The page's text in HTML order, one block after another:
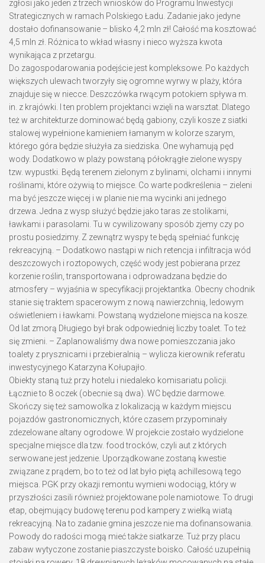
zgłosi jako jeden z trzech wniosków do Programu Inwestycji
Strategicznych w ramach Polskiego Ładu. Zadanie jako jedyne
dostało dofinansowanie – blisko 4,2 mln zł! Całość ma kosztować
4,5 mln zł. Różnica to wkład własny i nieco wyższa kwota
wynikająca z przetargu.
Do zagospodarowania podejście jest kompleksowe. Po każdych
większych ulewach tworzyły się ogromne wyrwy w plaży, która
znajduje się w niecce. Deszczówka rwącym potokiem spływa m.
in. z krajówki. I ten problem projektanci wzięli na warsztat. Dlatego
też w architekturze dominować będą gabiony, czyli kosze z siatki
stalowej wypełnione kamieniem łamanym w kolorze szarym,
którego góra będzie służyła za siedziska. One wyhamują pęd
wody. Dodatkowo w plaży powstaną półokrągłe zielone wyspy
tzw. wypustki. Będą terenem zielonym z bylinami, olchami i innymi
roślinami, które ożywią to miejsce. Co warte podkreślenia – zieleni
ma być jeszcze więcej i w planie nie ma wycinki ani jednego
drzewa. Jedna z wysp służyć będzie jako taras ze stolikami,
ławkami i parasolami. Tu w cywilizowany sposób zjemy czy po
prostu posiedzimy. Z zewnątrz wyspy te będą spełniać funkcję
rekreacyjną. – Dodatkowo nastąpi w nich retencja i infiltracja wód
deszczowych i roztopowych, część wody jest pobierana przez
korzenie roślin, transportowana i odprowadzana będzie do
atmosfery – wyjaśnia w specyfikacji projektantka. Obecny chodnik
stanie się traktem spacerowym z nową nawierzchnią, ledowym
oświetleniem i ławkami. Powstaną wydzielone miejsca na kosze.
Od lat zmorą Długiego był brak odpowiedniej liczby toalet. To też
się zmieni. – Zaplanowaliśmy dwa nowe pomieszczania jako
toalety z prysznicami i przebieralnią – wylicza kierownik referatu
inwestycyjnego Katarzyna Kołupajło.
Obiekty staną tuż przy hotelu i niedaleko komisariatu policji.
Łącznie to 8 oczek (obecnie są dwa). WC będzie darmowe.
Skończy się też samowolka z lokalizacją w każdym miejscu
pojazdów gastronomicznych, które czasem przypominały
zdezelowane altany ogrodowe. W projekcie zostało wydzielone
specjalne miejsce dla tzw. food trocków, czyli aut z których
serwowane jest jedzenie. Uporządkowane zostaną kwestie
związane z prądem, bo to też od lat było piętą achillesową tego
miejsca. PGK przy okazji remontu wymieni wodociąg, który w
przyszłości zasili również projektowane pole namiotowe. To drugi
etap, obejmujący budowę terenu pod kampery z wielką wiatą
rekreacyjną. Na to zadanie gmina jeszcze nie ma dofinansowania.
Powody do radości mogą mieć także siatkarze. Tuż przy placu
zabaw wytyczone zostanie piaszczyste boisko. Całość uzupełnią